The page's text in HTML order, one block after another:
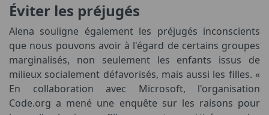
Éviter les préjugés
Alena souligne également les préjugés inconscients
que nous pouvons avoir à l'égard de certains groupes
marginalisés, non seulement les enfants issus de
milieux socialement défavorisés, mais aussi les filles. «
En collaboration avec Microsoft, l'organisation
Code.org a mené une enquête sur les raisons pour